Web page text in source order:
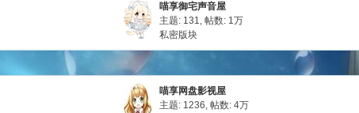
喵享御宅声音屋
主题: 131,帖数: 1万
私密版块
喵享网盘影视屋
主题: 1236,帖数:4万